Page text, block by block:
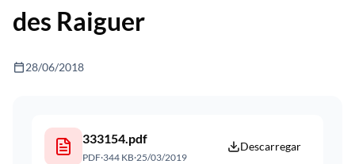
des Raiguer
calendar_today28/06/2018
333154.pdf
PDF·344 KB·25/03/2019
Descarregar